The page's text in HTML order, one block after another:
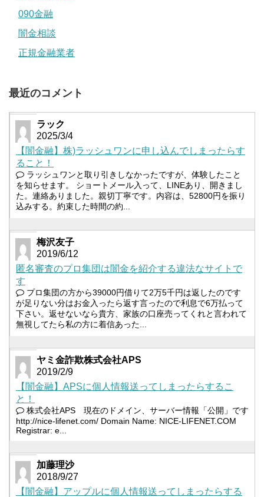
090金融
闇金相談
正規金融業者
最近のコメント
ラック
2025/3/4
【闇金融】株)ラッシュワンに申し込んでしまったらす
ること！
ラッシュワンと取り引きしなかったですが、体験したこと
を知らせます。 ショートメール入って、LINEあり、開きまし
た。連絡ありました。親切丁寧です。内容は、52800円を振り
込みする。約束した時間の約...
梅沢友子
2019/6/12
匿名審査のプロ集団は闇金を紹介する違法なサイトで
す
プロ集団の方から39000円借りて2万5千円は返したのです
が足りない分はお金入ったら返す言ったので利息で6万払って
下さい。返せないなら貴方、家族の口座売ってくれと言われて
無視してたら私の方に着信あった...
ヤミ金詐欺株式会社APS
2019/2/9
【闇金融】APSに個人情報送ってしまったらするこ
と！
株式会社APS 現在のドメイン、サーバー情報「公開」です
http://nice-lifenet.com/ Domain Name: NICE-LIFENET.COM
Registrar: e...
加藤理沙
2018/9/27
【闇金融】アップルに個人情報送ってしまったらする